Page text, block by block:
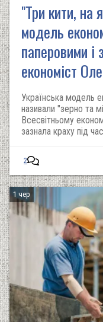
"Три кити, на
модель
паперовими і
економіст
Українська модель
називали "зерно та
Всесвітньому
зазнала краху під
2
1 чер